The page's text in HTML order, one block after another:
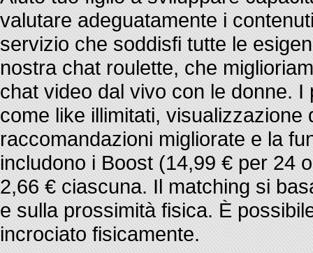
valutare adeguatamente i
servizio che soddisfi tutte le
nostra chat roulette, che
chat video dal vivo con le donne.
come like illimitati,
raccomandazioni migliorate e la
includono i Boost (14,99 € per 24
2,66 € ciascuna. Il matching si
e sulla prossimità fisica. È
incrociato fisicamente.